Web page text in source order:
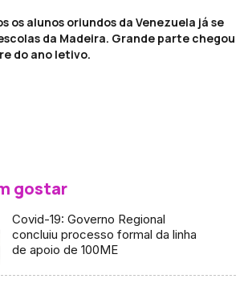
os alunos oriundos da Venezuela já se
da Madeira. Grande parte chegou
do ano letivo.
gostar
Covid-19: Governo Regional
concluiu processo formal da linha
de apoio de 100ME